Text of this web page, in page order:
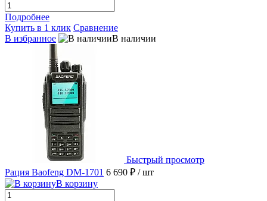
Подробнее
Купить в 1 клик Сравнение
В избранное
В наличии
Быстрый просмотр
Рация Baofeng DM-1701 6 690 ₽ / шт
В корзину